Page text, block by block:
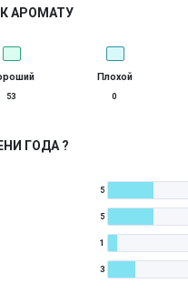
АРОМАТУ
53
Плохой
0
ГОДА ?
5
5
1
3